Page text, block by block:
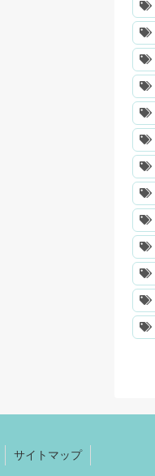
サイトマップ